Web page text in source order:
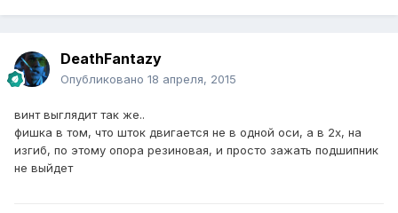
DeathFantazy
Опубликовано 18 апреля, 2015
винт выглядит так же..
фишка в том, что шток двигается не в одной оси, а в 2х, на
изгиб, по этому опора резиновая, и просто зажать подшипник
не выйдет